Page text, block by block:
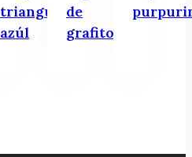
triangular
azúl
de
grafito